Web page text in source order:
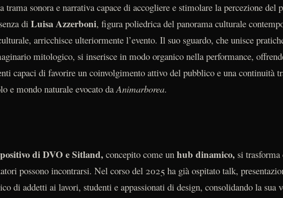
trama sonora e narrativa capace di accogliere e stimolare la percezione
di Luisa Azzerboni, figura poliedrica del panorama culturale
arricchisce ulteriormente l’evento. Il suo sguardo, che unisce
mitologico, si inserisce in modo organico nella performance,
capaci di favorire un coinvolgimento attivo del pubblico e una continuità
e mondo naturale evocato da Animarborea.
di DVO e Sitland,concepito come un hub dinamico, si
possono incontrarsi. Nel corso del 2025 ha già ospitato talk,
di addetti ai lavori, studenti e appassionati di design, consolidando la sua